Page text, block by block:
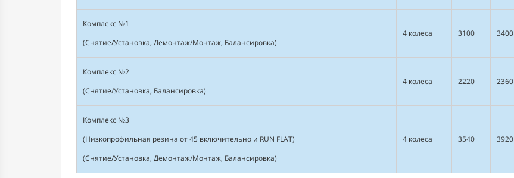
Комплекс №1
(Снятие/Установка, Демонтаж/Монтаж, Балансировка)
4 колеса 3100 3400
Комплекс №2
(Снятие/Установка, Балансировка)
4 колеса 2220 2360
Комплекс №3
(Низкопрофильная резина от 45 включительно и RUN FLAT)
(Снятие/Установка, Демонтаж/Монтаж, Балансировка)
4 колеса 3540 3920